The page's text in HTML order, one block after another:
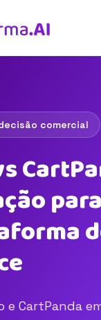
comercial
e CartPanda